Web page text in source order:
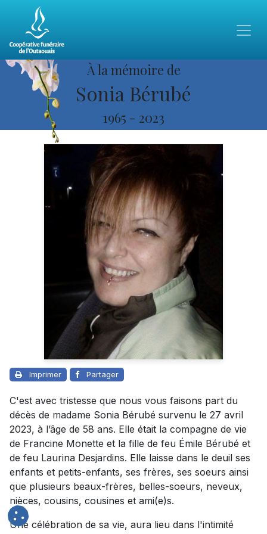
À la mémoire de
Sonia Bérubé
1965 - 2023
Imprimer Partager
C'est avec tristesse que nous vous faisons part du
décès de madame Sonia Bérubé survenu le 27 avril
2023, à l’âge de 58 ans. Elle était la compagne de vie
de Francine Monette et la fille de feu Émile Bérubé et
de feu Laurina Desjardins. Elle laisse dans le deuil ses
enfants et petits-enfants, ses frères, ses soeurs ainsi
que plusieurs beaux-frères, belles-soeurs, neveux,
nièces, cousins, cousines et ami(e)s.
Une célébration de sa vie, aura lieu dans l'intimité